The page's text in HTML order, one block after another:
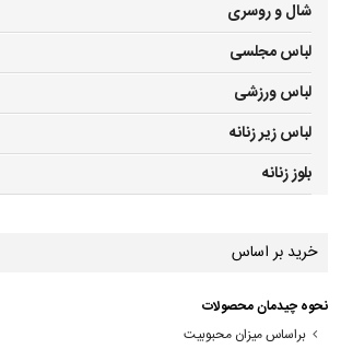
شال و روسری
لباس مجلسی
لباس ورزشی
لباس زیر زنانه
بلوز زنانه
خرید بر اساس
نحوه چیدمان محصولات
براساس میزان محبوبیت